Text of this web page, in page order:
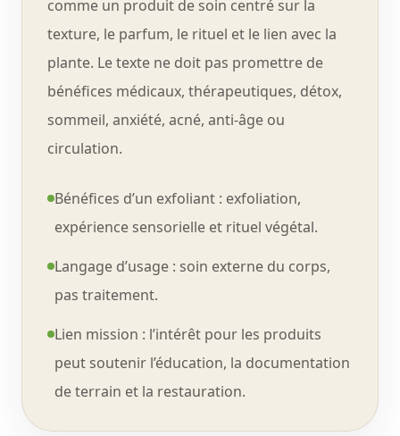
comme un produit de soin centré sur la
texture, le parfum, le rituel et le lien avec la
plante. Le texte ne doit pas promettre de
bénéfices médicaux, thérapeutiques, détox,
sommeil, anxiété, acné, anti-âge ou
circulation.
Bénéfices d’un exfoliant : exfoliation,
expérience sensorielle et rituel végétal.
Langage d’usage : soin externe du corps,
pas traitement.
Lien mission : l’intérêt pour les produits
peut soutenir l’éducation, la documentation
de terrain et la restauration.